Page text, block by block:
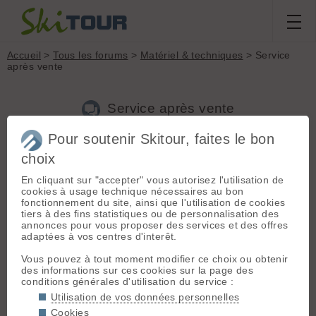
Accueil >Tous les forums > Matériel & techniques > Service
après vente
Service après vente
Nouveau sujet
Voir tous les sujets Chercher Archives
Q
QUIQUIS[5posts] - Le 31/10/2008 12:18
QUE FAIRE DEVANT CETTE SIUTATION ????
Propriétaire de ski volkl Montain j'ai, en fin de saison dernière,
semelle. Lors de cet entretien ce dernier m'indique qu'il a
remarqué un délaminage sur un des skis. Mes skis étant
toujours garantis, je retourne donc voir le vendeur de
[modéré], qui regarde mes skis et constate le probème. Pour
lui aucun doute sur le défaut. Lors du passage du
Pour soutenir Skitour, faites le bon
choix
En cliquant sur "accepter" vous autorisez l'utilisation de
cookies à usage technique nécessaires au bon
fonctionnement du site, ainsi que l'utilisation de cookies
tiers à des fins statistiques ou de personnalisation des
annonces pour vous proposer des services et des offres
adaptées à vos centres d'interêt.
Vous pouvez à tout moment modifier ce choix ou obtenir
des informations sur ces cookies sur la page des
conditions générales d'utilisation du service :
Utilisation de vos données personnelles
Cookies